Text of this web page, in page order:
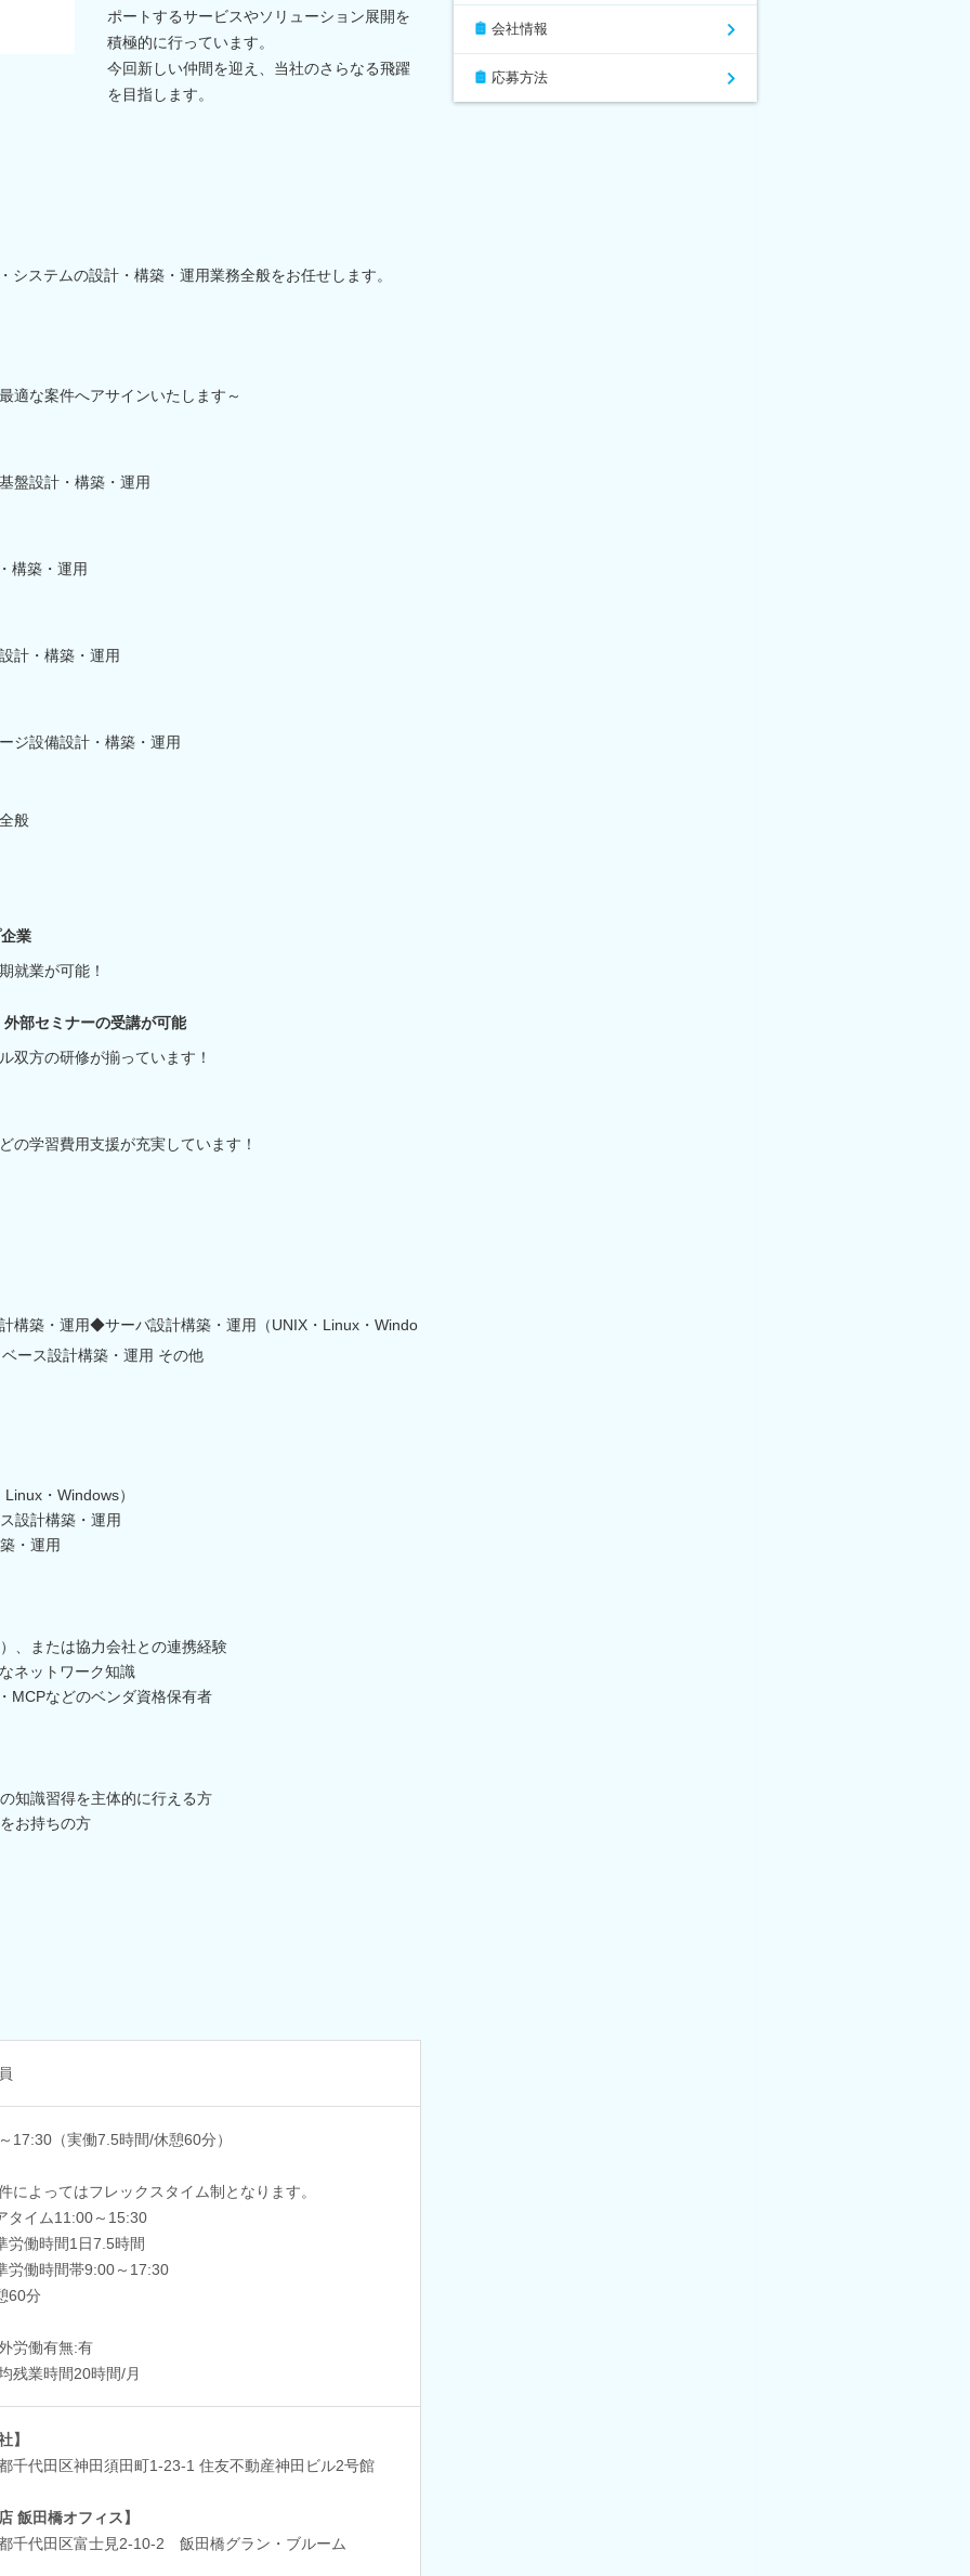
ポートするサービスやソリューション展開を
積極的に行っています。
今回新しい仲間を迎え、当社のさらなる飛躍
を目指します。
システムの設計・構築・運用業務全般をお任せします。
適な案件へアサインいたします～
盤設計・構築・運用
構築・運用
計・構築・運用
ジ設備設計・構築・運用
般
業
就業が可能！
部セミナーの受講が可能
双方の研修が揃っています！
の学習費用支援が充実しています！
構築・運用◆サーバ設計構築・運用（UNIX・Linux・Windo
ース設計構築・運用 その他
・Windows）
設計構築・運用
・運用
、または協力会社との連携経験
ネットワーク知識
MCPなどのベンダ資格保有者
知識習得を主体的に行える方
お持ちの方
17:30（実働7.5時間/休憩60分）
によってはフレックスタイム制となります。
タイム11:00～15:30
労働時間1日7.5時間
労働時間帯9:00～17:30
60分
労働有無:有
残業時間20時間/月
】
千代田区神田須田町1-23-1 住友不動産神田ビル2号館
飯田橋オフィス】
千代田区富士見2-10-2 飯田橋グラン・ブルーム
会社情報
応募方法